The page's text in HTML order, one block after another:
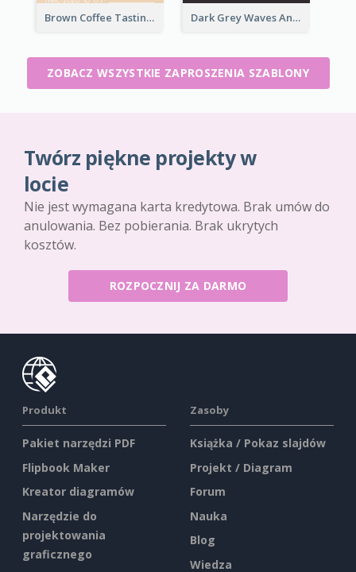
Brown Coffee Tasting Day In December Invitation Dark Grey Waves And Curves Invitation
ZOBACZ WSZYSTKIE ZAPROSZENIA SZABLONY
Twórz piękne projekty w
locie
Nie jest wymagana karta kredytowa. Brak umów do
anulowania. Bez pobierania. Brak ukrytych
kosztów.
ROZPOCZNIJ ZA DARMO
Produkt
Pakiet narzędzi PDF
Flipbook Maker
Kreator diagramów
Narzędzie do
projektowania
graficznego
Zasoby
Książka / Pokaz slajdów
Projekt / Diagram
Forum
Nauka
Blog
Wiedza